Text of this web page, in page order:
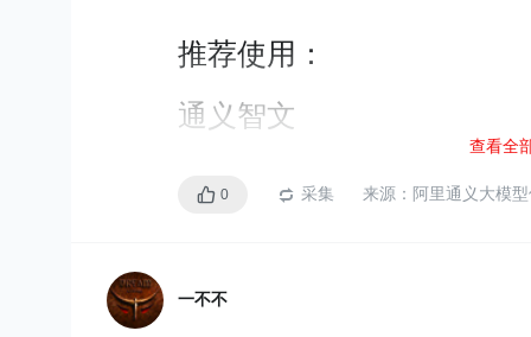
（根据语义生成图片）
大模型也是一种AIGC
本内容。
代码沙盒
5、腾讯--腾讯混元大模型
优势：图生文
推荐使用：
通义智文
查看全
0 采集 来源： 阿里通义大模
一不不